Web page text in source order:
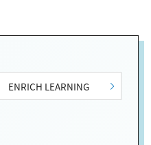
ENRICH LEARNING